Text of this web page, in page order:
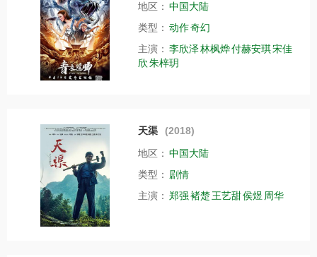
地区： 中国大陆
类型： 动作奇幻
主演： 李欣泽林枫烨付赫安琪宋佳
欣朱梓玥
天渠 (2018)
地区： 中国大陆
类型： 剧情
主演： 郑强褚楚王艺甜侯煜 周华